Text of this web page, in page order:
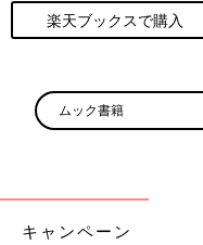
楽天ブックスで購入
ムック書籍
キャンペーン